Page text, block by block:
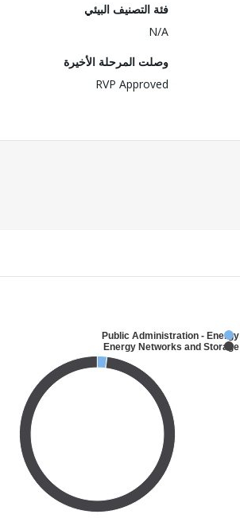
فئة التصنيف البيئي
N/A
وصلت المرحلة الأخيرة
RVP Approved
Public Administration - Energy
Energy Networks and Storage